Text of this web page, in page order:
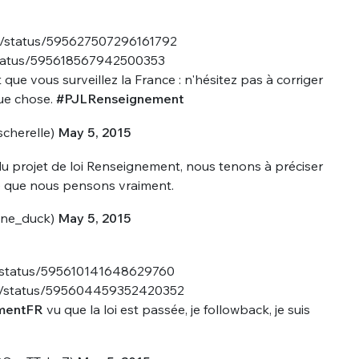
595627507296161792
595618567942500353
vous surveillez la France : n'hésitez pas à corriger
chose. #PJLRenseignement
May 5, 2015
projet de loi Renseignement, nous tenons à préciser
nous pensons vraiment.
May 5, 2015
595610141648629760
595604459352420352
vu que la loi est passée, je followback, je suis
M'INSCRIRE
ME CONNECTER